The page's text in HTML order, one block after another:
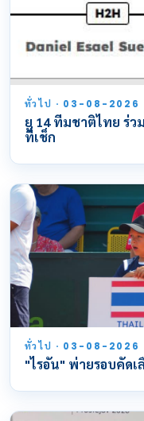
ทั่วไป · 03-08-2026
ยู 14 ทีมชาติไทย ร่ว
ที่เช็ก
ทั่วไป · 03-08-2026
"ไรอัน" พ่ายรอบคัดเ